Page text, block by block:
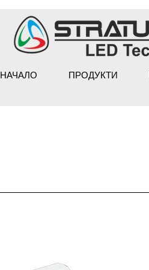
НАЧАЛО ПРОДУКТИ